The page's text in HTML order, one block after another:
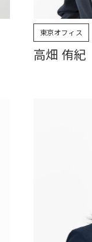
東京オフィス
高畑 侑紀